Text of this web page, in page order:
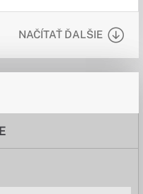
NAČÍTAŤ ĎALŠIE